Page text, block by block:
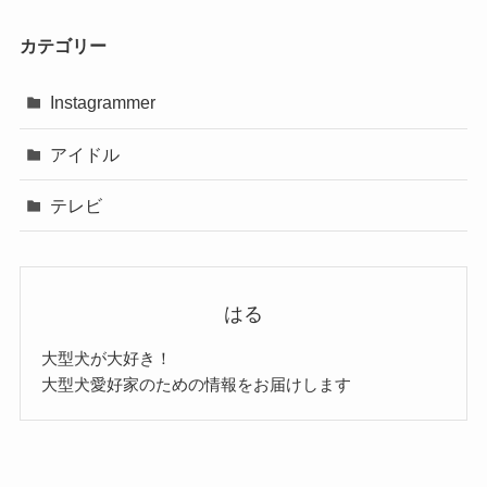
カテゴリー
Instagrammer
アイドル
テレビ
はる
大型犬が大好き！
大型犬愛好家のための情報をお届けします